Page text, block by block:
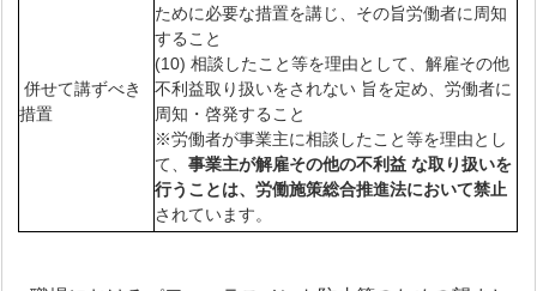
併せて講ずべき
措置
ために必要な措置を講じ、その旨労働者に周知
すること
(10) 相談したこと等を理由として、解雇その他
不利益取り扱いをされない 旨を定め、労働者に
周知・啓発すること
※労働者が事業主に相談したこと等を理由とし
て、事業主が解雇その他の不利益 な取り扱いを
行うことは、労働施策総合推進法において禁止
されています。